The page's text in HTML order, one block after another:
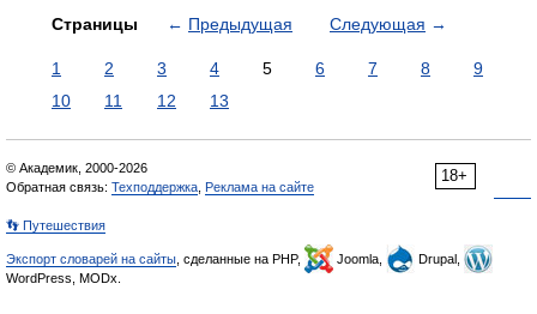
Страницы ← Предыдущая Следующая →
1 2 3 4 5 6 7 8
9
10
11 12 13
18+
© Академик, 2000-2026
Обратная связь: Техподдержка Реклама на сайте
👣 Путешествия
Экспорт словарей на сайты , сделанные на PHP, Joomla,
Drupal,
WordPress, MODx.